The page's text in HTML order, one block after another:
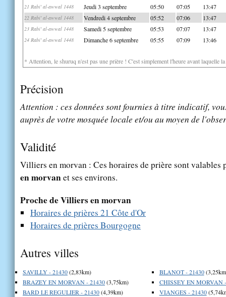
21 Rabi' al-awwal 1448 Jeudi 3 septembre 05:50 07:05 13:47
22 Rabi' al-awwal 1448 Vendredi 4 septembre 05:52 07:06 13:47
23 Rabi' al-awwal 1448 Samedi 5 septembre 05:53 07:07 13:47
24 Rabi' al-awwal 1448 Dimanche 6 septembre 05:55 07:09 13:46
* Attention, le shuruq n'est pas une prière ! C'est simplement l'heure avant laquelle
Précision
Attention : ces données sont fournies à titre indicatif,
auprès de votre mosquée locale et/ou au moyen de
Validité
Villiers en morvan : Ces horaires de prière sont
en morvanet ses environs.
Proche de Villiers en morvan
Horaires de prières 21 Côte d'Or
Horaires de prières Bourgogne
Autres villes
SAVILLY - 21430(2,83km)
BRAZEY EN MORVAN - 21430(3,75km)
BARD LE REGULIER - 21430(4,39km)
BLANOT - 21430
CHISSEY EN MORVAN
VIANGES - 21430